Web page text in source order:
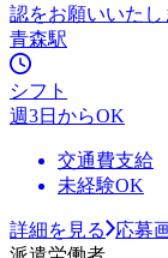
認をお願いいたし
青森駅
シフト
週3日からOK
交通費支給
未経験OK
詳細を見る
応募